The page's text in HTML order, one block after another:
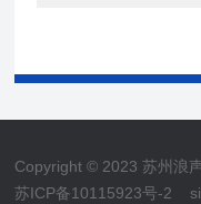
Copyright © 2023 苏州浪
苏ICP备10115923号-2